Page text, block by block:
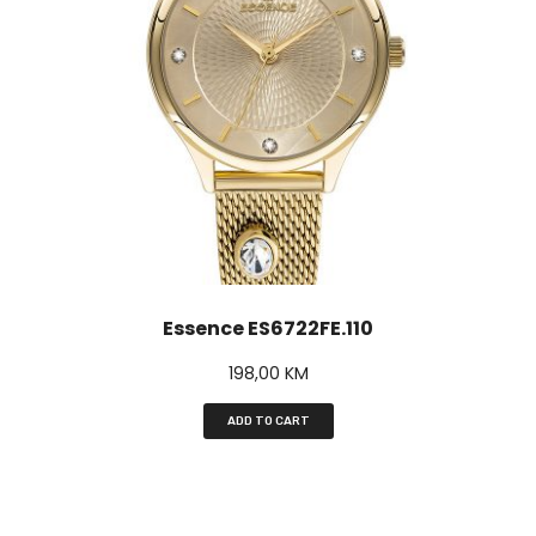
Essence ES6722FE.110
198,00 KM
ADD TO CART